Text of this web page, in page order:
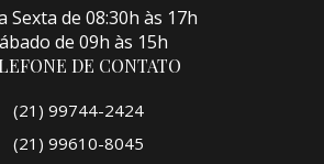
Sexta de 08:30h às 17h
de 09h às 15h
DE CONTATO
(21) 99744-2424
(21) 99610-8045